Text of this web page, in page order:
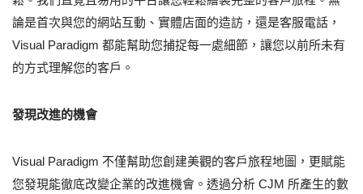
論是首次與您的網站互動、實體店面的造訪，還是客服電話，
Visual Paradigm 都能幫助您捕捉每一處細節，讓您以前所未有
的方式理解您的客戶。
發現改進的機會
Visual Paradigm 不僅幫助您創建美觀的客戶旅程地圖，更賦能
您發現能徹底改變企業的改進機會。透過分析 CJM 所產生的數